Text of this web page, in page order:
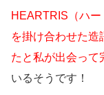
HEARTRIS（ハ
を掛け合わせた造
たと私が出会って
いるそうです！